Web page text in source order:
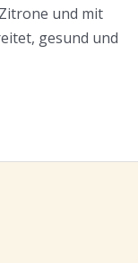
und mit
gesund und